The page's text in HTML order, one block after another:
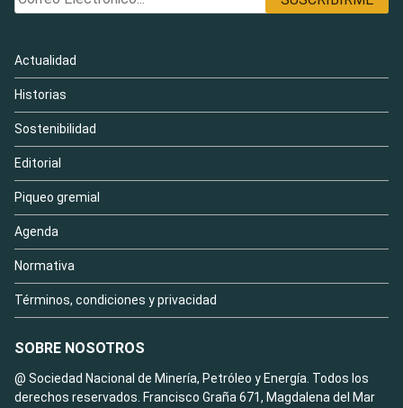
Actualidad
Historias
Sostenibilidad
Editorial
Piqueo gremial
Agenda
Normativa
Términos, condiciones y privacidad
SOBRE NOSOTROS
@ Sociedad Nacional de Minería, Petróleo y Energía. Todos los
derechos reservados. Francisco Graña 671, Magdalena del Mar